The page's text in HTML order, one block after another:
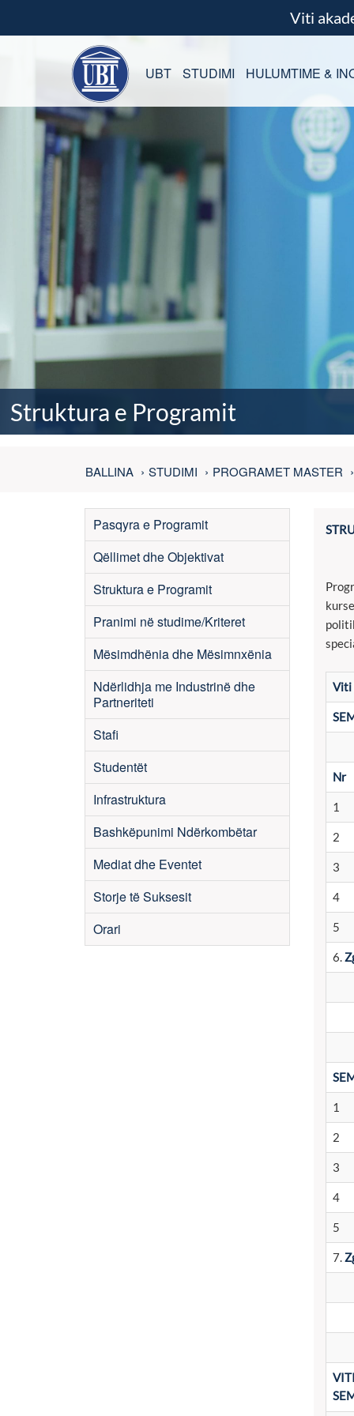
Viti
UBT STUDIMI HULUMTIME &
Struktura e Programit
BALLINA STUDIMI PROGRAMET MASTER
Pasqyra e Programit
Qëllimet dhe Objektivat
Struktura e Programit
Pranimi në studime/Kriteret
Mësimdhënia dhe Mësimnxënia
Ndërlidhja me Industrinë dhe
Partneriteti
Stafi
Studentët
Infrastruktura
Bashkëpunimi Ndërkombëtar
Mediat dhe Eventet
Storje të Suksesit
Orari
Viti
Nr
1
2
3
4
5
6.
1
2
3
4
5
7.